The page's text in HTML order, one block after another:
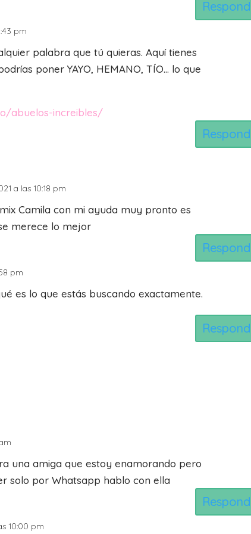
pm
palabra que tú quieras. Aquí tienes
poner YAYO, HEMANO, TÍO… lo que
abuelos-increibles/
a las 10:18 pm
Camila con mi ayuda muy pronto es
merece lo mejor
pm
es lo que estás buscando exactamente.
una amiga que estoy enamorando pero
solo por Whatsapp hablo con ella
10:00 pm